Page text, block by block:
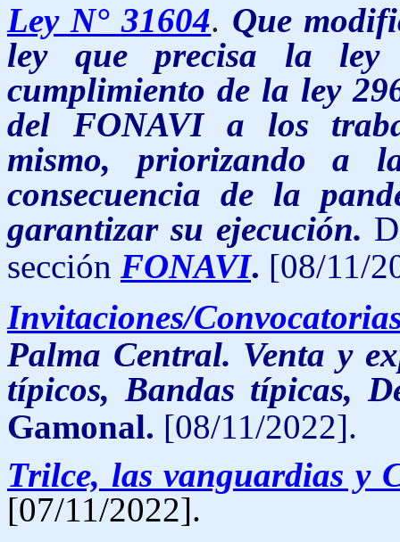
Ley N° 31604. Que
ley que precisa la ley
cumplimiento de la ley
del FONAVI a los
mismo, priorizando a
consecuencia de la
garantizar su ejecución.
sección FONAVI. [08/11/
Invitaciones/
Palma Central. Venta y
típicos, Bandas típicas,
Gamonal. [08/11/2022].
Trilce, las vanguardias y
[07/11/2022].